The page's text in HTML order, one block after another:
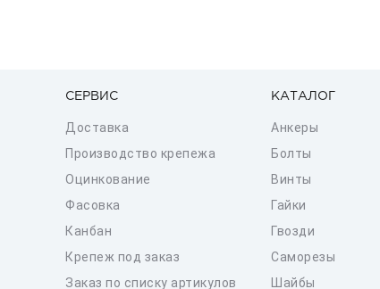
СЕРВИС
Доставка
Производство крепежа
Оцинкование
Фасовка
Канбан
Крепеж под заказ
Заказ по списку артикулов
КАТАЛОГ
Анкеры
Болты
Винты
Гайки
Гвозди
Саморезы
Шайбы